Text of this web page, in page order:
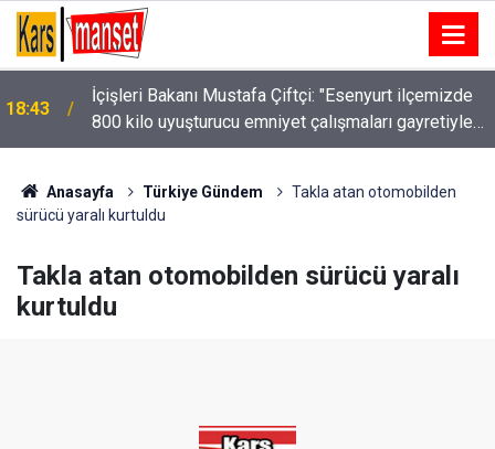
18:39
Adalet Bakanı Akın Gürlek: "Herkesin hukuk önünde
eşit olduğu bir Türkiye için çalışmaya devam
edeceğiz."
Anasayfa Türkiye Gündem
Takla atan otomobilden
sürücü yaralı kurtuldu
Takla atan otomobilden sürücü yaralı
kurtuldu